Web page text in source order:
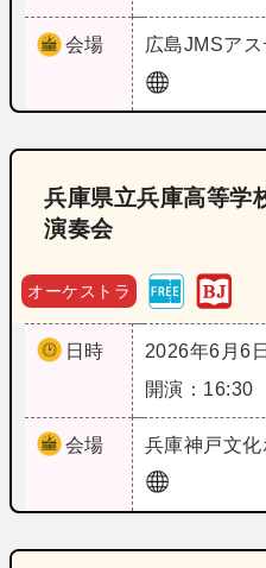
会場 広島JMSア
兵庫県立兵庫高等学
演奏会
オーケストラ
日時
2026年6月6
開演：16:30
会場 兵庫神戸文